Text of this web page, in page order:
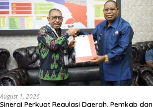
August 1, 2026
Sinergi Perkuat Regulasi Daerah, Pemkab dan